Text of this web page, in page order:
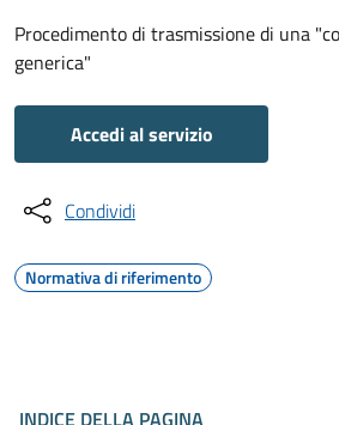
Procedimento di trasmissione di una
generica"
Accedi al servizio
Condividi
Normativa di riferimento
INDICE DELLA PAGINA